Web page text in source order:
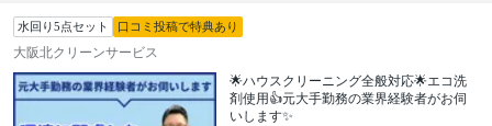
水回り5点セット 口コミ投稿で特典あり
大阪北クリーンサービス
🌟ハウスクリーニング全般対応🌟エコ洗
剤使用👍元大手勤務の業界経験者がお伺
いします✨